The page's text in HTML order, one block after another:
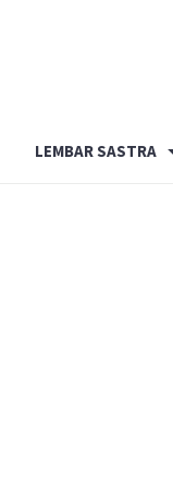
LEMBAR SASTRA